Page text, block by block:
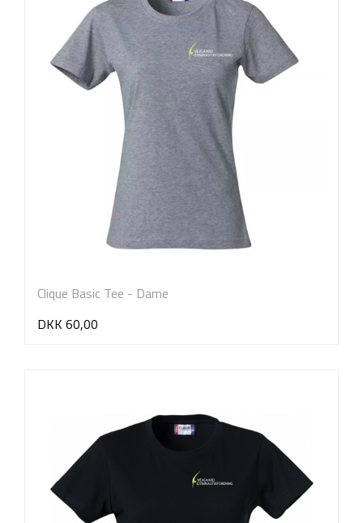
Clique Basic Tee - Dame
DKK 60,00